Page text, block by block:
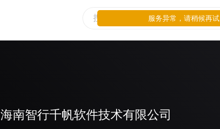
海南智行千帆软件技术有限公司
服务异常，请稍候再试